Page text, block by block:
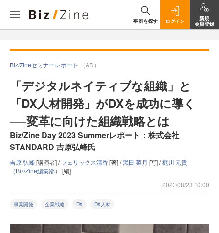
事例を探す ログイン
新規
会員登録
Biz/Zineセミナーレポート （AD）
「デジタルネイティブな組織」と
「DX人材開発」がDXを成功に導く
──変革に向けた組織戦略とは
Biz/Zine Day 2023 Summerレポート：株式会社
STANDARD 吉原弘峰氏
吉原 弘峰[講演者] /フェリックス清香[著] /黑田 菜月 [写] /梶川 元貴
（Biz/Zine編集部） [編]
2023/08/23 10:00
事業開発 企業戦略 DX DX人材